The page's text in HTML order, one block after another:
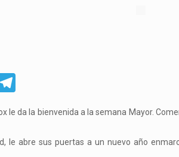
le da la bienvenida a la semana Mayor.
le abre sus puertas a un nuevo año